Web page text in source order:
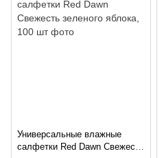
Универсальные влажные
салфетки Red Dawn Свежесть